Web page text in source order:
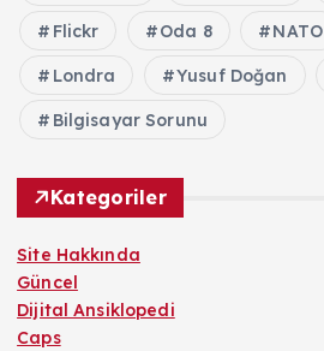
Flickr Oda 8 NATO
Londra Yusuf Doğan
Bilgisayar Sorunu
Kategoriler
Site Hakkında
Güncel
Dijital Ansiklopedi
Caps